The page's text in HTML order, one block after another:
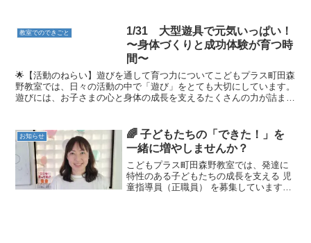
目的があります。 順番を守って進めるこ
と、道具を安全に扱うこ...
教室でのできごと
1/31 大型遊具で元気いっぱい！
〜身体づくりと成功体験が育つ時
間〜
🌟【活動のねらい】遊びを通して育つ力についてこどもプラス町田森
野教室では、日々の活動の中で「遊び」をとても大切にしています。
遊びには、お子さまの心と身体の成長を支えるたくさんの力が詰まっ
お知らせ
🌈 子どもたちの「できた！」を
一緒に増やしませんか？
こどもプラス町田森野教室では、発達に
特性のある子どもたちの成長を支える 児
童指導員（正職員） を募集しています。